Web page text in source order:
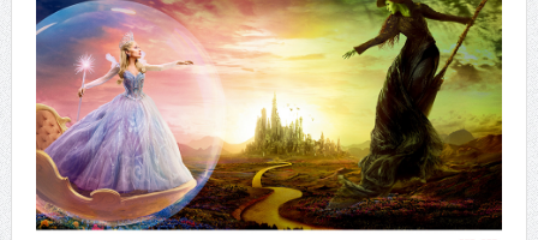
CINEMA×STYLE 286号
CINEMA×STYLE 285号
CINEMA×STYLE 294号